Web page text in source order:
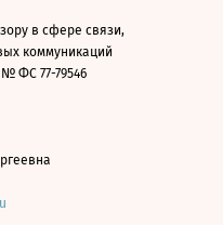
в сфере связи,
коммуникаций
ФС 77-79546